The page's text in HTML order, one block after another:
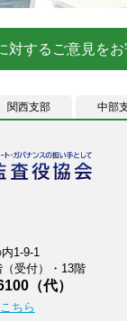
対するご意見を
関西支部 中部
1-9-1
受付）・13階
（代）
ちら